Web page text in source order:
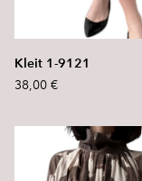
Kleit 1-9121
38,00 €